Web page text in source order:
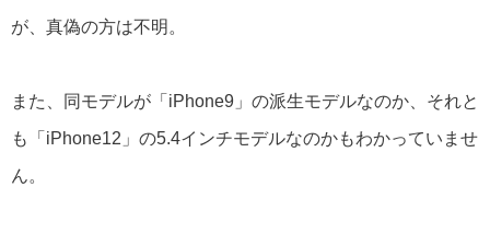
が、真偽の方は不明。
また、同モデルが「iPhone9」の派生モデルなのか、それと
も「iPhone12」の5.4インチモデルなのかもわかっていませ
ん。